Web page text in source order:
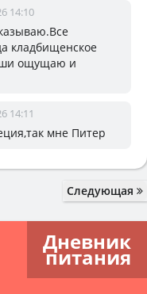
14:10
кладбищенское
ощущаю и
14:11
мне Питер
Следующая
Дневник
питания